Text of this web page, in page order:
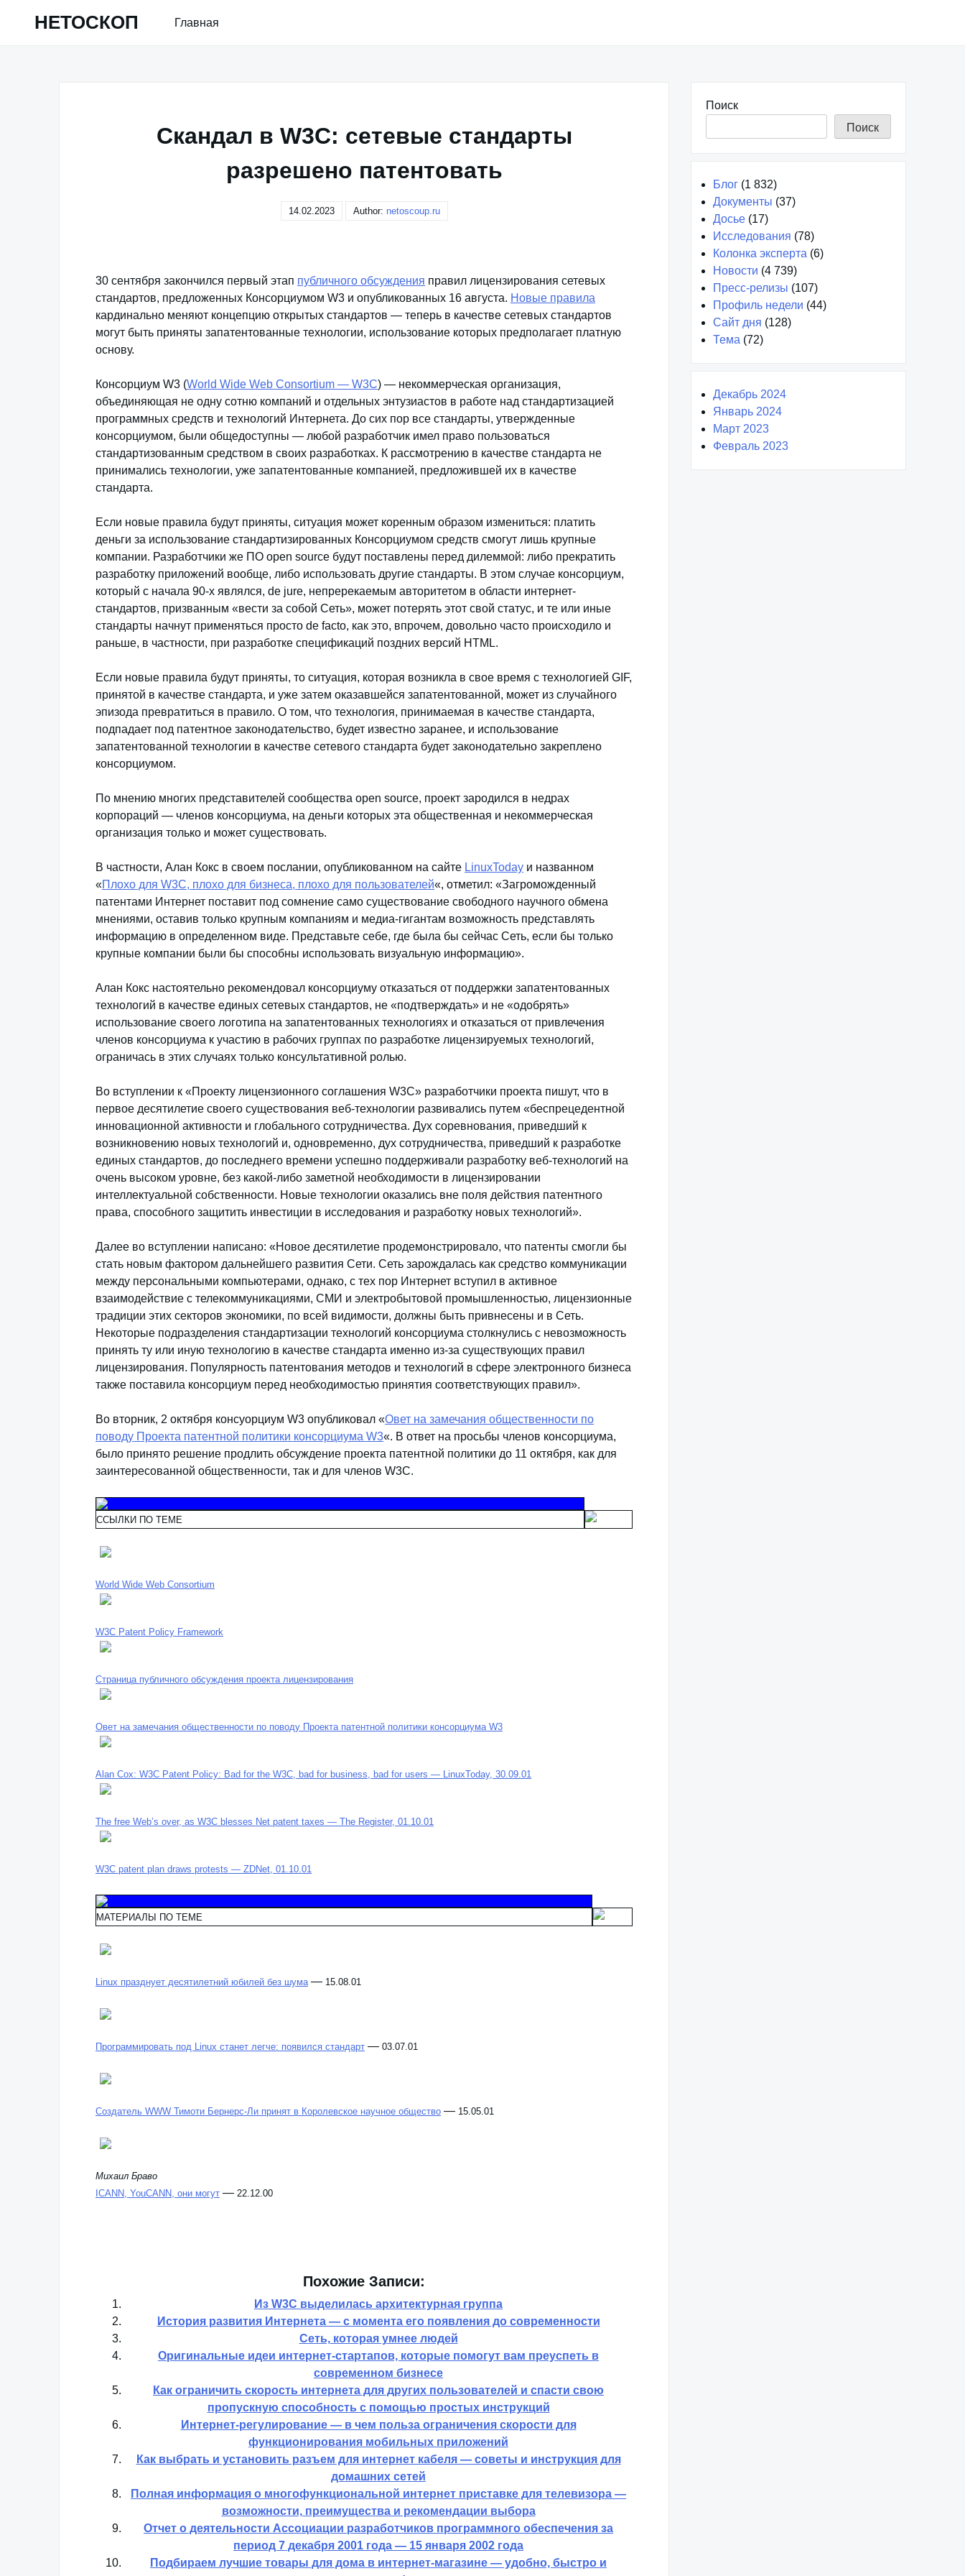
НЕТОСКОП Главная
Скандал в W3C: сетевые стандарты
разрешено патентовать
14.02.2023 Author: netoscoup.ru
30 сентября закончился первый этап публичного обсуждения правил лицензирования сетевых
стандартов, предложенных Консорциумом W3 и опубликованных 16 августа. Новые правила
кардинально меняют концепцию открытых стандартов — теперь в качестве сетевых стандартов
могут быть приняты запатентованные технологии, использование которых предполагает платную
основу.
Консорциум W3 (World Wide Web Consortium — W3C) — некоммерческая организация,
объединяющая не одну сотню компаний и отдельных энтузиастов в работе над стандартизацией
программных средств и технологий Интернета. До сих пор все стандарты, утвержденные
консорциумом, были общедоступны — любой разработчик имел право пользоваться
стандартизованным средством в своих разработках. К рассмотрению в качестве стандарта не
принимались технологии, уже запатентованные компанией, предложившей их в качестве
стандарта.
Если новые правила будут приняты, ситуация может коренным образом измениться: платить
деньги за использование стандартизированных Консорциумом средств смогут лишь крупные
компании. Разработчики же ПО open source будут поставлены перед дилеммой: либо прекратить
разработку приложений вообще, либо использовать другие стандарты. В этом случае консорциум,
который с начала 90-х являлся, de jure, непререкаемым авторитетом в области интернет-
стандартов, призванным «вести за собой Сеть», может потерять этот свой статус, и те или иные
стандарты начнут применяться просто de facto, как это, впрочем, довольно часто происходило и
раньше, в частности, при разработке спецификаций поздних версий HTML.
Если новые правила будут приняты, то ситуация, которая возникла в свое время с технологией GIF,
принятой в качестве стандарта, и уже затем оказавшейся запатентованной, может из случайного
эпизода превратиться в правило. О том, что технология, принимаемая в качестве стандарта,
подпадает под патентное законодательство, будет известно заранее, и использование
запатентованной технологии в качестве сетевого стандарта будет законодательно закреплено
консорциумом.
По мнению многих представителей сообщества open source, проект зародился в недрах
корпораций — членов консорциума, на деньги которых эта общественная и некоммерческая
организация только и может существовать.
В частности, Алан Кокс в своем послании, опубликованном на сайте LinuxToday и названном
«Плохо для W3C, плохо для бизнеса, плохо для пользователей«, отметил: «Загроможденный
патентами Интернет поставит под сомнение само существование свободного научного обмена
мнениями, оставив только крупным компаниям и медиа-гигантам возможность представлять
информацию в определенном виде. Представьте себе, где была бы сейчас Сеть, если бы только
крупные компании были бы способны использовать визуальную информацию».
Алан Кокс настоятельно рекомендовал консорциуму отказаться от поддержки запатентованных
технологий в качестве единых сетевых стандартов, не «подтверждать» и не «одобрять»
использование своего логотипа на запатентованных технологиях и отказаться от привлечения
членов консорциума к участию в рабочих группах по разработке лицензируемых технологий,
ограничась в этих случаях только консультативной ролью.
Во вступлении к «Проекту лицензионного соглашения W3C» разработчики проекта пишут, что в
первое десятилетие своего существования веб-технологии развивались путем «беспрецедентной
инновационной активности и глобального сотрудничества. Дух соревнования, приведший к
возникновению новых технологий и, одновременно, дух сотрудничества, приведший к разработке
единых стандартов, до последнего времени успешно поддерживали разработку веб-технологий на
очень высоком уровне, без какой-либо заметной необходимости в лицензировании
интеллектуальной собственности. Новые технологии оказались вне поля действия патентного
права, способного защитить инвестиции в исследования и разработку новых технологий».
Далее во вступлении написано: «Новое десятилетие продемонстрировало, что патенты смогли бы
стать новым фактором дальнейшего развития Сети. Сеть зарождалась как средство коммуникации
между персональными компьютерами, однако, с тех пор Интернет вступил в активное
взаимодействие с телекоммуникациями, СМИ и электробытовой промышленностью, лицензионные
традиции этих секторов экономики, по всей видимости, должны быть привнесены и в Сеть.
Некоторые подразделения стандартизации технологий консорциума столкнулись с невозможность
принять ту или иную технологию в качестве стандарта именно из-за существующих правил
лицензирования. Популярность патентования методов и технологий в сфере электронного бизнеса
также поставила консорциум перед необходимостью принятия соответствующих правил».
Во вторник, 2 октября консуорциум W3 опубликовал «Овет на замечания общественности по
поводу Проекта патентной политики консорциума W3«. В ответ на просьбы членов консорциума,
было принято решение продлить обсуждение проекта патентной политики до 11 октября, как для
заинтересованной общественности, так и для членов W3C.
ССЫЛКИ ПО ТЕМЕ
World Wide Web Consortium
W3C Patent Policy Framework
Страница публичного обсуждения проекта лицензирования
Овет на замечания общественности по поводу Проекта патентной политики консорциума W3
Alan Cox: W3C Patent Policy: Bad for the W3C, bad for business, bad for users — LinuxToday, 30.09.01
The free Web’s over, as W3C blesses Net patent taxes — The Register, 01.10.01
W3C patent plan draws protests — ZDNet, 01.10.01
МАТЕРИАЛЫ ПО ТЕМЕ
Linux празднует десятилетний юбилей без шума — 15.08.01
Программировать под Linux станет легче: появился стандарт — 03.07.01
Создатель WWW Тимоти Бернерс-Ли принят в Королевское научное общество — 15.05.01
Михаил Браво
ICANN, YouCANN, они могут — 22.12.00
Похожие Записи:
Из W3C выделилась архитектурная группа
История развития Интернета — с момента его появления до современности
Сеть, которая умнее людей
Оригинальные идеи интернет-стартапов, которые помогут вам преуспеть в
современном бизнесе
Как ограничить скорость интернета для других пользователей и спасти свою
пропускную способность с помощью простых инструкций
Интернет-регулирование — в чем польза ограничения скорости для
функционирования мобильных приложений
Как выбрать и установить разъем для интернет кабеля — советы и инструкция для
домашних сетей
Полная информация о многофункциональной интернет приставке для телевизора —
возможности, преимущества и рекомендации выбора
Отчет о деятельности Ассоциации разработчиков программного обеспечения за
период 7 декабря 2001 года — 15 января 2002 года
Подбираем лучшие товары для дома в интернет-магазине — удобно, быстро и
Поиск
Поиск
Блог (1 832)
Документы (37)
Досье (17)
Исследования (78)
Колонка эксперта (6)
Новости (4 739)
Пресс-релизы (107)
Профиль недели (44)
Сайт дня (128)
Тема (72)
Декабрь 2024
Январь 2024
Март 2023
Февраль 2023